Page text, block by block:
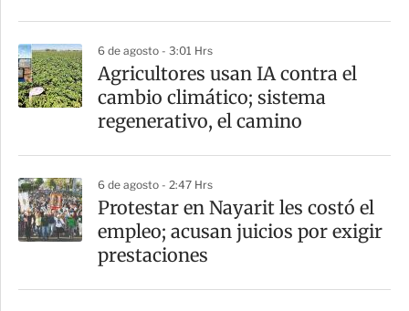
6 de agosto - 3:01 Hrs
Agricultores usan IA contra el
cambio climático; sistema
regenerativo, el camino
6 de agosto - 2:47 Hrs
Protestar en Nayarit les costó el
empleo; acusan juicios por exigir
prestaciones